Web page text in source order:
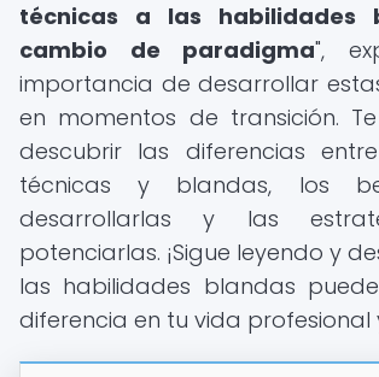
técnicas a las habilidades
cambio de paradigma",
importancia de desarrollar
en momentos de transición.
descubrir las diferencias
técnicas y blandas, los
desarrollarlas y las
potenciarlas. ¡Sigue leyendo y
las habilidades blandas
diferencia en tu vida profesional